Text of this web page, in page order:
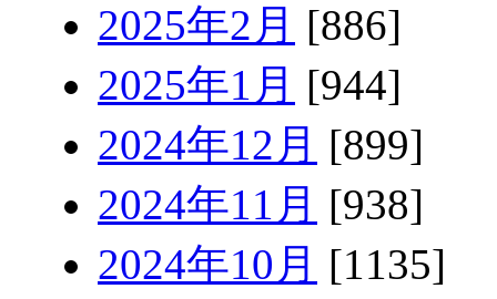
2025年2月 [886]
2025年1月 [944]
2024年12月 [899]
2024年11月 [938]
2024年10月 [1135]